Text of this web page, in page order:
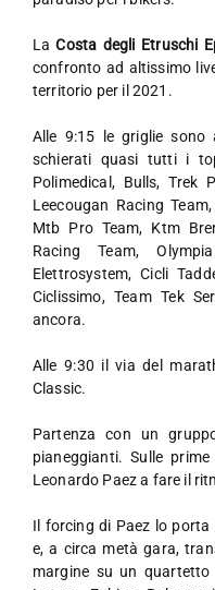
LaCosta degli Etruschi
confronto ad altissimo
territorio per il 2021.
Alle 9:15 le griglie
schierati quasi tutti i
Polimedical, Bulls, Trek
Leecougan Racing
Mtb Pro Team, Ktm
Racing Team,
Elettrosystem, Cicli
Ciclissimo, Team Tek
ancora.
Alle 9:30 il via del
Classic.
Partenza con un
pianeggianti. Sulle
Leonardo Paez a fare il
Il forcing di Paez lo
e, a circa metà gara,
margine su un